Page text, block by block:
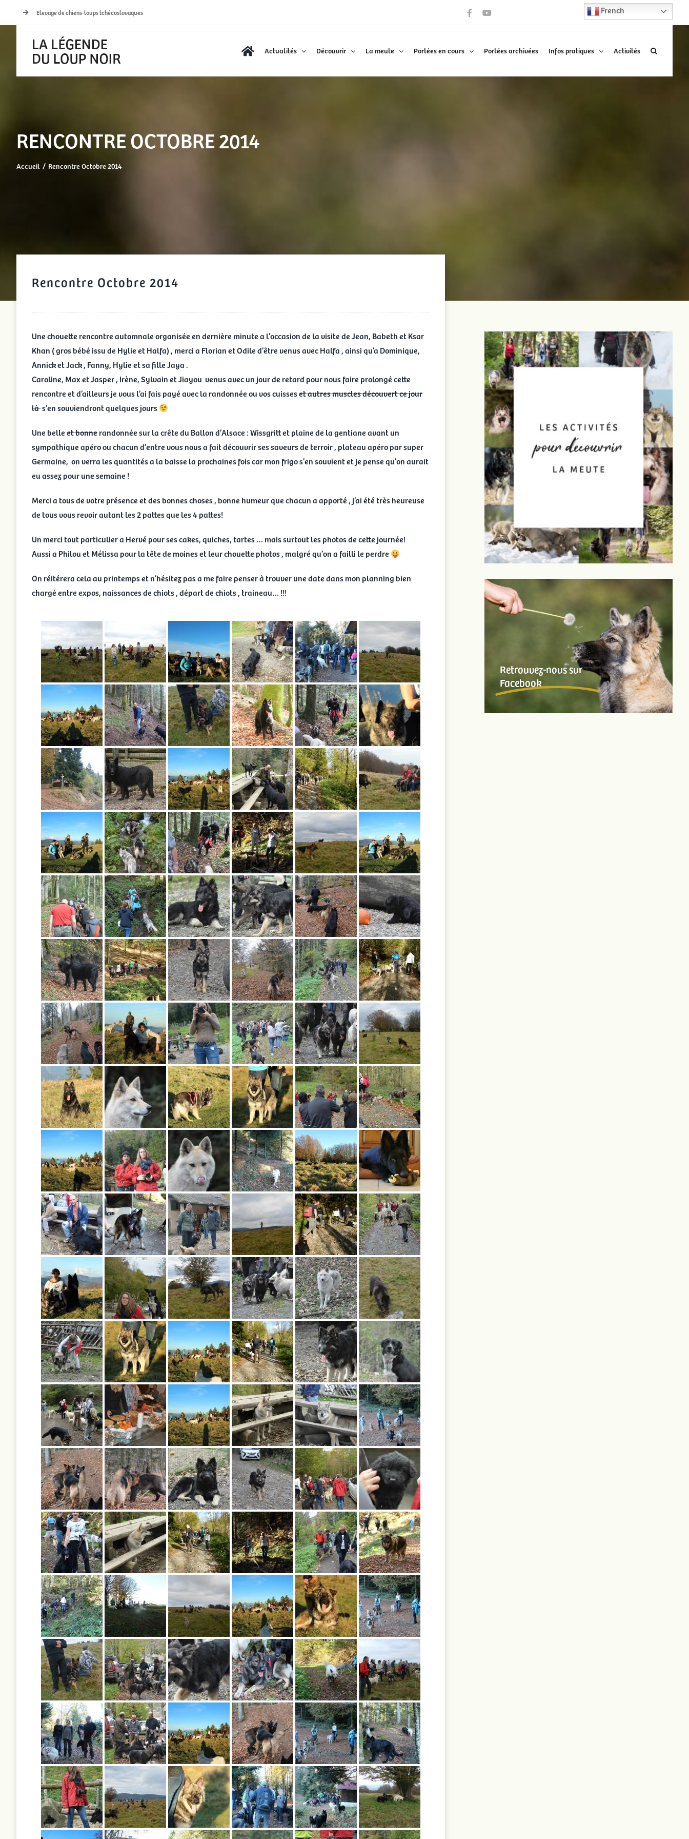
Elevage de chiens-loups tchécoslovaques French
Facebook
Actualités Découvrir La meute Portées en cours Portées archivées Infos pratiques Activités
RENCONTRE OCTOBRE 2014
Accueil Rencontre Octobre 2014
Rencontre Octobre 2014
Une chouette rencontre automnale organisée en dernière minute a l’occasion de la visite de Jean, Babeth et Ksar
Khan ( gros bébé issu de Hylie et Halfa) , merci a Florian et Odile d’être venus avec Halfa , ainsi qu’a Dominique,
Annick et Jack , Fanny, Hylie et sa fille Jaya .
Caroline, Max et Jasper , Irène, Sylvain et Jiayou venus avec un jour de retard pour nous faire prolongé cette
rencontre et d’ailleurs je vous l’ai fais payé avec la randonnée ou vos cuisseset autres muscles découvert ce jour
làs’en souviendront quelques jours
Une belleet bonnerandonnée sur la crête du Ballon d’Alsace : Wissgritt et plaine de la gentiane avant un
sympathique apéro ou chacun d’entre vous nous a fait découvrir ses saveurs de terroir , plateau apéro par super
Germaine, on verra les quantités a la baisse la prochaines fois car mon frigo s’en souvient et je pense qu’on aurait
eu assez pour une semaine !
Merci a tous de votre présence et des bonnes choses , bonne humeur que chacun a apporté , j’ai été très heureuse
de tous vous revoir autant les 2 pattes que les 4 pattes!
Un merci tout particulier a Hervé pour ses cakes, quiches, tartes … mais surtout les photos de cette journée!
Aussi a Philou et Mélissa pour la tête de moines et leur chouette photos , malgré qu’on a failli le perdre
On réitérera cela au printemps et n’hésitez pas a me faire penser à trouver une date dans mon planning bien
chargé entre expos, naissances de chiots , départ de chiots , traineau… !!!
Retrouvez-nous sur
Facebook